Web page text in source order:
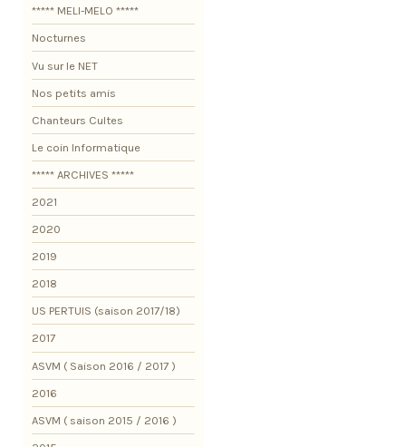
***** MELI-MELO *****
Nocturnes
Vu sur le NET
Nos petits amis
Chanteurs Cultes
Le coin Informatique
***** ARCHIVES *****
2021
2020
2019
2018
US PERTUIS (saison 2017/18)
2017
ASVM ( Saison 2016 / 2017 )
2016
ASVM ( saison 2015 / 2016 )